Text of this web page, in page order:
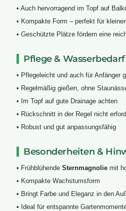
• Auch hervorragend im Topf auf
• Kompakte Form – perfekt für
• Geschützte Plätze fördern eine
Pflege & Wasserbedarf
• Pflegeleicht und auch für Anfänger
• Regelmäßig gießen, ohne
• Im Topf auf gute Drainage achten
• Rückschnitt in der Regel nicht
• Robust und gut anpassungsfähig
Besonderheiten &
• Frühblühende Sternmagnoliemit
• Kompakte Wachstumsform
• Bringt Farbe und Eleganz in den
• Ideal für entspannte